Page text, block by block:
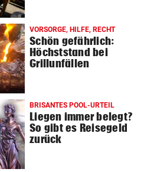
VORSORGE, HILFE, RECHT
Schön gefährlich:
Höchststand bei
Grillunfällen
BRISANTES POOL-URTEIL
Liegen immer belegt?
So gibt es Reisegeld
zurück